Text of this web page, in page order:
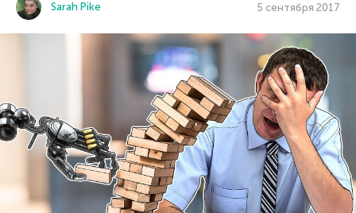
Sarah Pike 5 сентября 2017